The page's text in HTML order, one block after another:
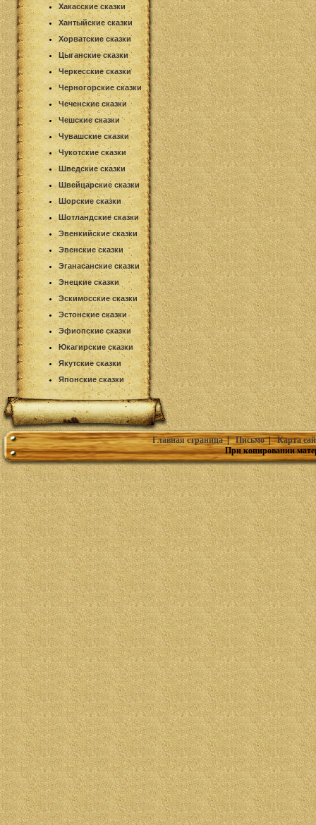
Хакасские сказки
Хантыйские сказки
Хорватские сказки
Цыганские сказки
Черкесские сказки
Черногорские сказки
Чеченские сказки
Чешские сказки
Чувашские сказки
Чукотские сказки
Шведские сказки
Швейцарские сказки
Шорские сказки
Шотландские сказки
Эвенкийские сказки
Эвенские сказки
Эганасанские сказки
Энецкие сказки
Эскимосские сказки
Эстонские сказки
Эфиопские сказки
Юкагирские сказки
Якутские сказки
Японские сказки
Главная страница|Письмо|Карта
При копировании